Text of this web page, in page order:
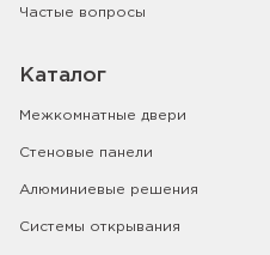
Частые вопросы
Каталог
Межкомнатные двери
Стеновые панели
Алюминиевые решения
Системы открывания